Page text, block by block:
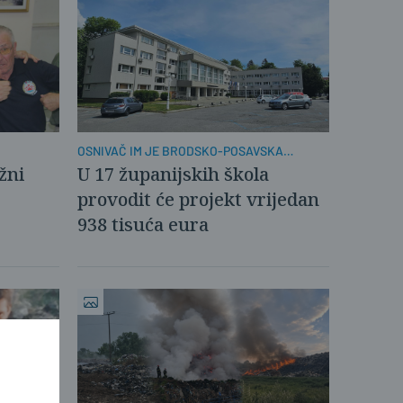
OSNIVAČ IM JE BRODSKO-POSAVSKA
ŽUPANIJA
U 17 županijskih škola
provodit će projekt vrijedan
938 tisuća eura